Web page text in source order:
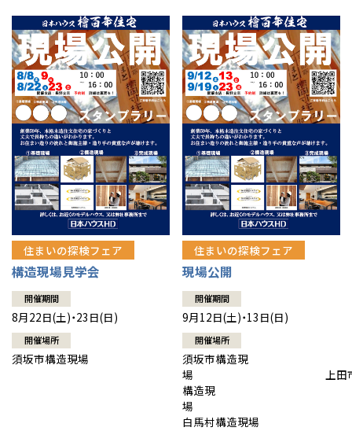
住まいの探検フェア
構造現場見学会
開催期間
8月22日(土)・23日(日)
開催場所
須坂市構造現場
住まいの探検フェア
現場公開
開催期間
9月12日(土)・13日(日)
開催場所
須坂市構造現
場 上田
構造現
白馬村構造現場